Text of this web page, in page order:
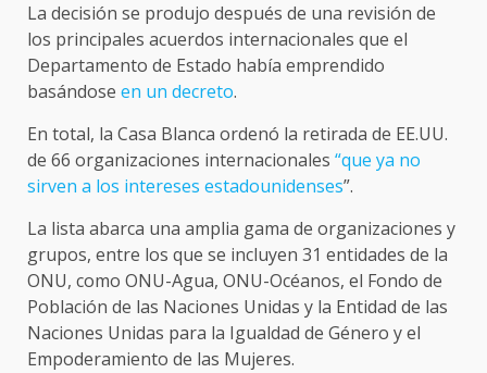
La decisión se produjo después de una revisión de
los principales acuerdos internacionales que el
Departamento de Estado había emprendido
basándose en un decreto.
En total, la Casa Blanca ordenó la retirada de EE.UU.
de 66 organizaciones internacionales “que ya no
sirven a los intereses estadounidenses”.
La lista abarca una amplia gama de organizaciones y
grupos, entre los que se incluyen 31 entidades de la
ONU, como ONU-Agua, ONU-Océanos, el Fondo de
Población de las Naciones Unidas y la Entidad de las
Naciones Unidas para la Igualdad de Género y el
Empoderamiento de las Mujeres.